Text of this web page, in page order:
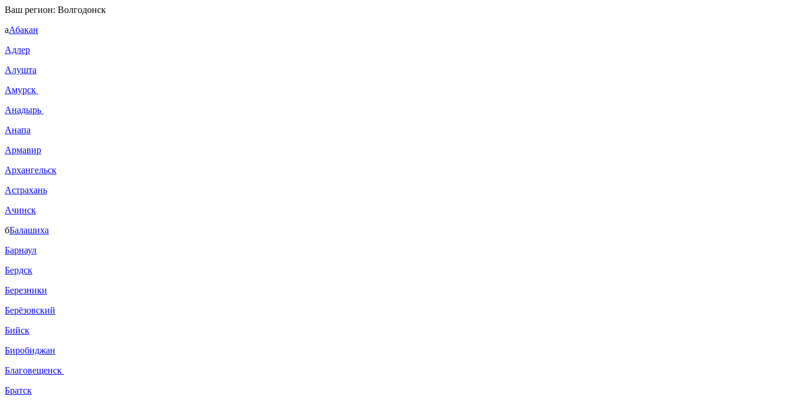
Ваш регион: Волгодонск
аАбакан
Адлер
Алушта
Амурск
Анадырь
Анапа
Армавир
Архангельск
Астрахань
Ачинск
бБалашиха
Барнаул
Бердск
Березники
Берёзовский
Бийск
Биробиджан
Благовещенск
Братск